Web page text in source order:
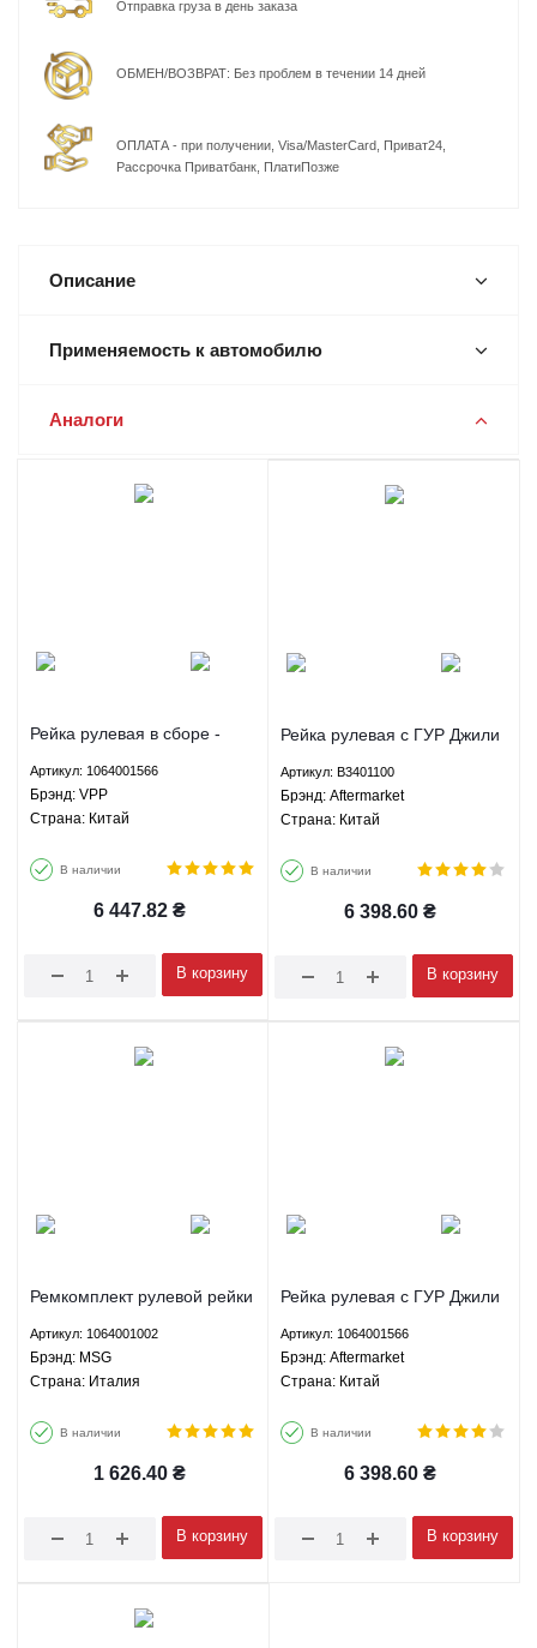
Отправка груза в день заказа
ОБМЕН/ВОЗВРАТ: Без проблем в течении 14 дней
ОПЛАТА - при получении, Visa/MasterCard, Приват24,
Рассрочка Приватбанк, ПлатиПозже
Описание
Применяемость к автомобилю
Аналоги
Рейка рулевая в сборе -
Артикул: 1064001566
Брэнд: VPP
Страна: Китай
В наличии
6 447.82₴
В корзину
Рейка рулевая с ГУР Джили
БИД Ф3 Г3 Лифан 620
Солано - B3401100
Aftermarket
Артикул: B3401100
Брэнд: Aftermarket
Страна: Китай
В наличии
6 398.60₴
В корзину
Ремкомплект рулевой рейки
ФС БИД Ф3 Г3 Лифан 620
Солано - 1064001002 MSG
Артикул: 1064001002
Брэнд: MSG
Страна: Италия
В наличии
1 626.40₴
В корзину
Рейка рулевая с ГУР Джили
БИД Ф3 Г3 Лифан 620
Солано - 1064001566
Aftermarket
Артикул: 1064001566
Брэнд: Aftermarket
Страна: Китай
В наличии
6 398.60₴
В корзину